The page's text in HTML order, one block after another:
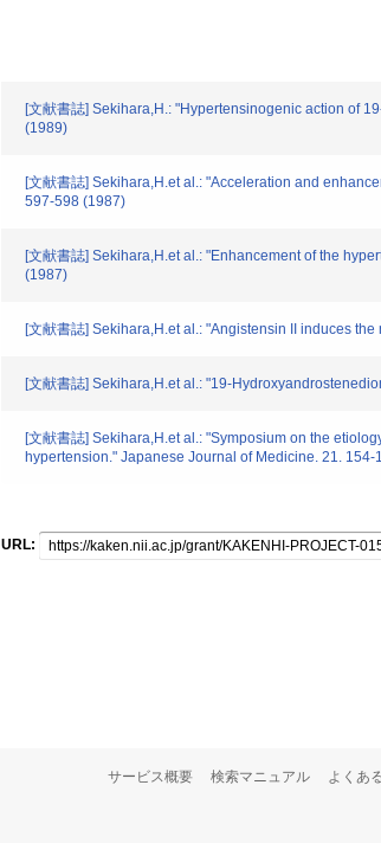
[文献書誌] Sekihara,H.: "Hypertensinogenic action of
(1989)
[文献書誌] Sekihara,H.et al.: "Acceleration and
597-598 (1987)
[文献書誌] Sekihara,H.et al.: "Enhancement of the
(1987)
[文献書誌] Sekihara,H.et al.: "Angistensin II induces
[文献書誌] Sekihara,H.et al.: "19-
[文献書誌] Sekihara,H.et al.: "Symposium on the
hypertension." Japanese Journal of Medicine. 21. 154-
URL:
サービス概要 検索マニュアル よくあ